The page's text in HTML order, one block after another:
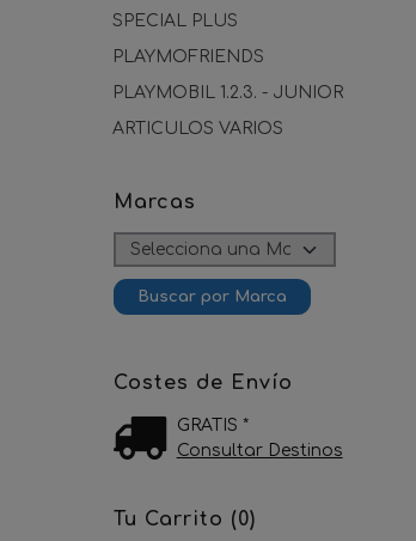
SPECIAL PLUS
PLAYMOFRIENDS
PLAYMOBIL 1.2.3. - JUNIOR
ARTICULOS VARIOS
Marcas
Costes de Envío
GRATIS *
Consultar Destinos
Tu Carrito (0)